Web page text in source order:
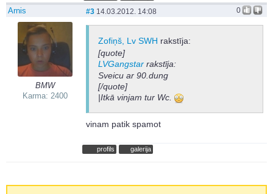
Arnis
BMW
Karma: 2400
0
#3 14.03.2012. 14:08
Zofiņš, Lv SWH rakstīja:
[quote]
LVGangstar rakstīja:
Sveicu ar 90.dung
[/quote]
|Itkā vinjam tur Wc.
vinam patik spamot
profils galerija